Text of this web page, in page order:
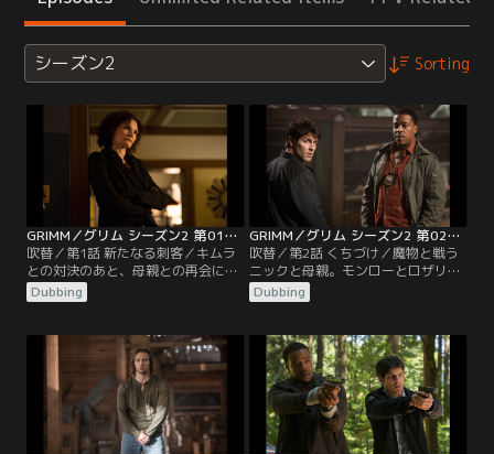
シーズン2 Sorting
GRIMM／グリム シーズン2 第01話／吹替
吹替／第1話 新たなる刺客／キムラ
との対決のあと、母親との再会に動
揺するニック。連続殺人事件から、
ニックを狙う国外の陰謀があばか
る。
Dubbing
GRIMM／グリム シーズン2 第02話／吹替
吹替／第2話 くちづけ／魔物と戦う
ニックと母親。モンローとロザリー
はジュリエットを救おうと焦る。ジ
ュリエットの病の秘密が明かされ、
FBIに責められ、ハンクは何かおかし
いと気づく。一方、レナード警部は
さらにその正体を明かしていく。
Dubbing